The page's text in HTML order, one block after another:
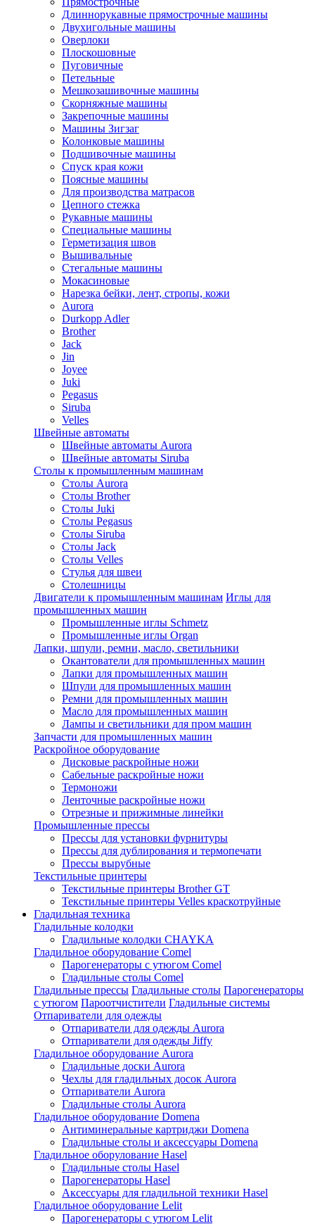
Длиннорукавные прямострочные машины
Двухигольные машины
Оверлоки
Плоскошовные
Пуговичные
Петельные
Мешкозашивочные машины
Скорняжные машины
Закрепочные машины
Машины Зигзаг
Колонковые машины
Подшивочные машины
Спуск края кожи
Поясные машины
Для производства матрасов
Цепного стежка
Рукавные машины
Специальные машины
Герметизация швов
Вышивальные
Стегальные машины
Мокасиновые
Нарезка бейки, лент, стропы, кожи
Aurora
Durkopp Adler
Brother
Jack
Jin
Joyee
Juki
Pegasus
Siruba
Velles
Швейные автоматы
Швейные автоматы Aurora
Швейные автоматы Siruba
Столы к промышленным машинам
Столы Aurora
Столы Brother
Столы Juki
Столы Pegasus
Столы Siruba
Столы Jack
Столы Velles
Стулья для швеи
Столешницы
Двигатели к промышленным машинам Иглы для
промышленных машин
Промышленные иглы Schmetz
Промышленные иглы Organ
Лапки, шпули, ремни, масло, светильники
Окантователи для промышленных машин
Лапки для промышленных машин
Шпули для промышленных машин
Ремни для промышленных машин
Масло для промышленных машин
Лампы и светильники для пром машин
Запчасти для промышленных машин
Раскройное оборудование
Дисковые раскройные ножи
Сабельные раскройные ножи
Термоножи
Ленточные раскройные ножи
Отрезные и прижимные линейки
Промышленные прессы
Прессы для установки фурнитуры
Прессы для дублирования и термопечати
Прессы вырубные
Текстильные принтеры
Текстильные принтеры Brother GT
Текстильные принтеры Velles краскотруйные
Гладильная техника
Гладильные колодки
Гладильные колодки CHAYKA
Гладильное оборудование Comel
Парогенераторы с утюгом Comel
Гладильные столы Comel
Гладильные прессы Гладильные столы Парогенераторы
с утюгом Пароотчистители Гладильные системы
Отпариватели для одежды
Отпариватели для одежды Aurora
Отпариватели для одежды Jiffy
Гладильное оборудование Aurora
Гладильные доски Aurora
Чехлы для гладильных досок Aurora
Отпариватели Aurora
Гладильные столы Aurora
Гладильное оборудование Domena
Антиминеральные картриджи Domena
Гладильные столы и аксессуары Domena
Гладильное оборулование Hasel
Гладильные столы Hasel
Парогенераторы Hasel
Аксессуары для гладильной техники Hasel
Гладильное оборудование Lelit
Парогенераторы с утюгом Lelit